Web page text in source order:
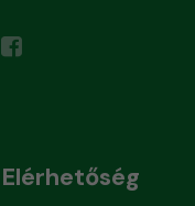
Elérhetőség